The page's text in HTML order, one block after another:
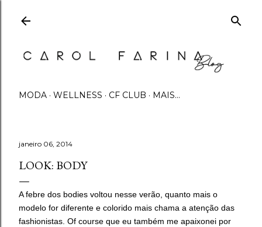
MODA WELLNESS CF CLUB MAIS…
janeiro 06, 2014
LOOK: BODY
A febre dos bodies voltou nesse verão, quanto mais o
modelo for diferente e colorido mais chama a atenção das
fashionistas. Of course que eu também me apaixonei por